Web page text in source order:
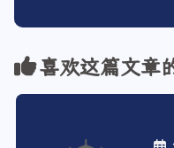
喜欢这篇文章